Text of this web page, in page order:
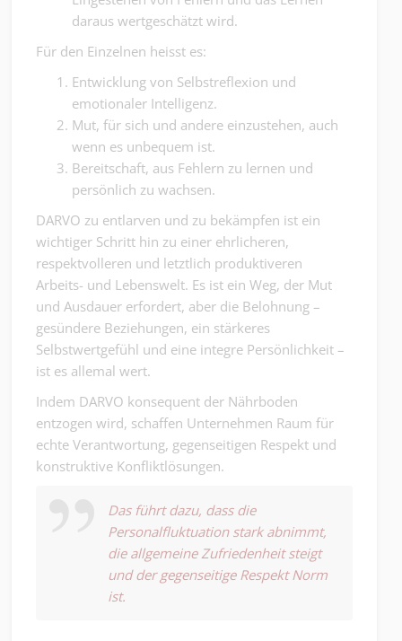
daraus wertgeschätzt wird.
Für den Einzelnen heisst es:
Entwicklung von Selbstreflexion und
emotionaler Intelligenz.
Mut, für sich und andere einzustehen, auch
wenn es unbequem ist.
Bereitschaft, aus Fehlern zu lernen und
persönlich zu wachsen.
DARVO zu entlarven und zu bekämpfen ist ein
wichtiger Schritt hin zu einer ehrlicheren,
respektvolleren und letztlich produktiveren
Arbeits- und Lebenswelt. Es ist ein Weg, der Mut
und Ausdauer erfordert, aber die Belohnung –
gesündere Beziehungen, ein stärkeres
Selbstwertgefühl und eine integre Persönlichkeit –
ist es allemal wert.
Indem DARVO konsequent der Nährboden
entzogen wird, schaffen Unternehmen Raum für
echte Verantwortung, gegenseitigen Respekt und
konstruktive Konfliktlösungen.
Das führt dazu, dass die
Personalfluktuation stark abnimmt,
die allgemeine Zufriedenheit steigt
und der gegenseitige Respekt Norm
ist.